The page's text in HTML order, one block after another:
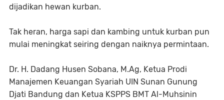
dijadikan hewan kurban.
Tak heran, harga sapi dan kambing untuk kurban pun
mulai meningkat seiring dengan naiknya permintaan.
Dr. H. Dadang Husen Sobana, M.Ag, Ketua Prodi
Manajemen Keuangan Syariah UIN Sunan Gunung
Djati Bandung dan Ketua KSPPS BMT Al-Muhsinin